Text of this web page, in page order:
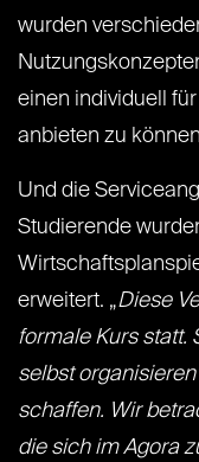
wurden
einen individuell
anbieten zu
Und die
Studierende
erweitert. „Diese
formale Kurs statt.
selbst
schaffen. Wir
die sich im Agora